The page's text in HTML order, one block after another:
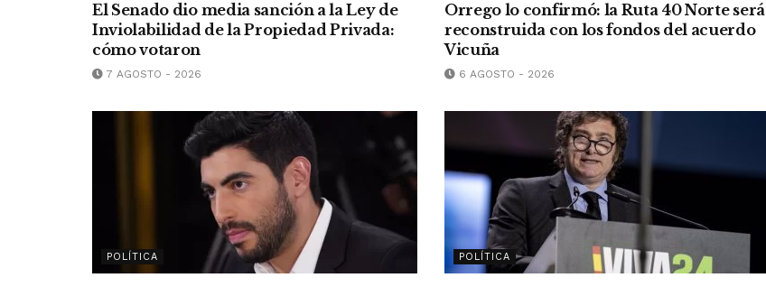
El Senado dio media sanción a la Ley de
Inviolabilidad de la Propiedad Privada:
cómo votaron
7 AGOSTO - 2026
Orrego lo confirmó: la Ruta 40 Norte será
reconstruida con los fondos del acuerdo
Vicuña
6 AGOSTO - 2026
POLÍTICA POLÍTICA